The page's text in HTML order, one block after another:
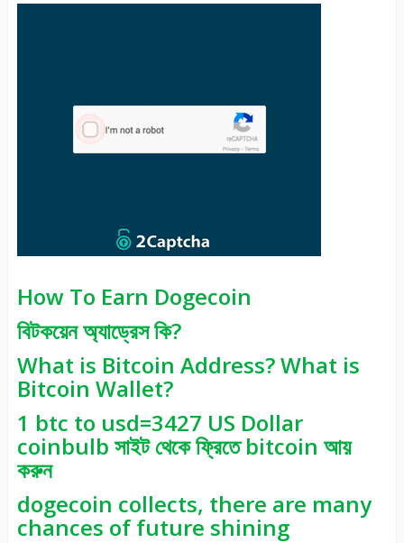
How To Earn Dogecoin
বিটকয়েন অ্যাড্রেস কি?
What is Bitcoin Address? What is
Bitcoin Wallet?
1 btc to usd=3427 US Dollar
coinbulb সাইট থেকে ফ্রিতে bitcoin আয়
করুন
dogecoin collects, there are many
chances of future shining